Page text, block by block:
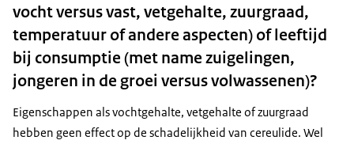
vocht versus vast, vetgehalte, zuurgraad,
temperatuur of andere aspecten) of leeftijd
bij consumptie (met name zuigelingen,
jongeren in de groei versus volwassenen)?
Eigenschappen als vochtgehalte, vetgehalte of zuurgraad
hebben geen effect op de schadelijkheid van cereulide. Wel